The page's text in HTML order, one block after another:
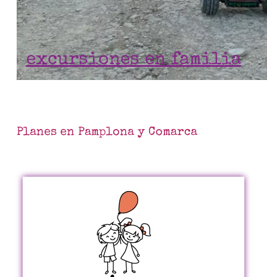
excursiones en familia
Planes en Pamplona y Comarca